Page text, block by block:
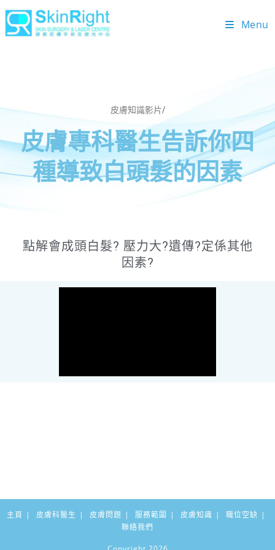
Menu
皮膚知識影片/
皮膚專科醫生告訴你四
種導致白頭髮的因素
點解會成頭白髮? 壓力大?遺傳?定係其他
因素?
主頁 皮膚科醫生 皮膚問題 服務範圍 皮膚知識
職位空缺
聯絡我們